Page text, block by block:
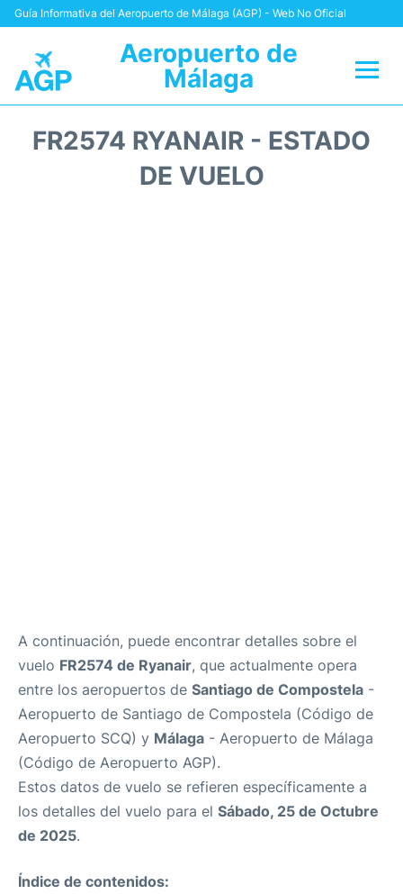
Guía Informativa del Aeropuerto de Málaga (AGP) - Web No Oficial
Aeropuerto de
Málaga
FR2574 RYANAIR - ESTADO
DE VUELO
A continuación, puede encontrar detalles sobre el
vuelo FR2574 de Ryanair, que actualmente opera
entre los aeropuertos de Santiago de Compostela -
Aeropuerto de Santiago de Compostela (Código de
Aeropuerto SCQ) y Málaga - Aeropuerto de Málaga
(Código de Aeropuerto AGP).
Estos datos de vuelo se refieren específicamente a
los detalles del vuelo para el Sábado, 25 de Octubre
de 2025.
Índice de contenidos: